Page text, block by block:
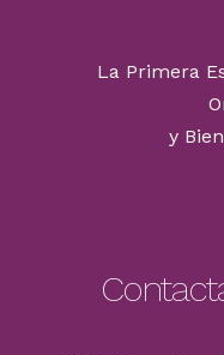
La Primera
y